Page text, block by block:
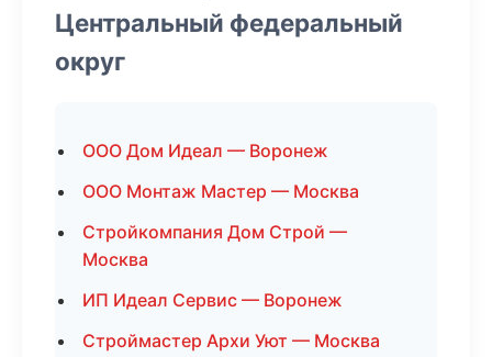
Центральный федеральный
округ
ООО Дом Идеал — Воронеж
ООО Монтаж Мастер — Москва
Стройкомпания Дом Строй —
Москва
ИП Идеал Сервис — Воронеж
Строймастер Архи Уют — Москва